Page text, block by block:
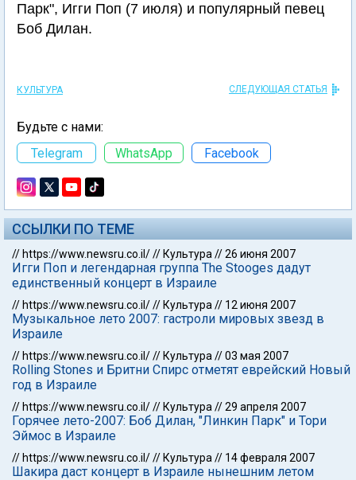
Парк", Игги Поп (7 июля) и популярный певец
Боб Дилан.
КУЛЬТУРА СЛЕДУЮЩАЯ СТАТЬЯ
Будьте с нами:
Telegram
WhatsApp Facebook
ССЫЛКИ ПО ТЕМЕ
// https://www.newsru.co.il/// Культура //26 июня 2007
Игги Поп и легендарная группа The Stooges дадут
единственный концерт в Израиле
// https://www.newsru.co.il/// Культура // 12 июня 2007
Музыкальное лето 2007: гастроли мировых звезд в
Израиле
// https://www.newsru.co.il/// Культура //03 мая 2007
Rolling Stones и Бритни Спирс отметят еврейский Новый
год в Израиле
// https://www.newsru.co.il/// Культура //29 апреля 2007
Горячее лето-2007: Боб Дилан, "Линкин Парк" и Тори
Эймос в Израиле
// https://www.newsru.co.il/// Культура // 14 февраля 2007
Шакира даст концерт в Израиле нынешним летом